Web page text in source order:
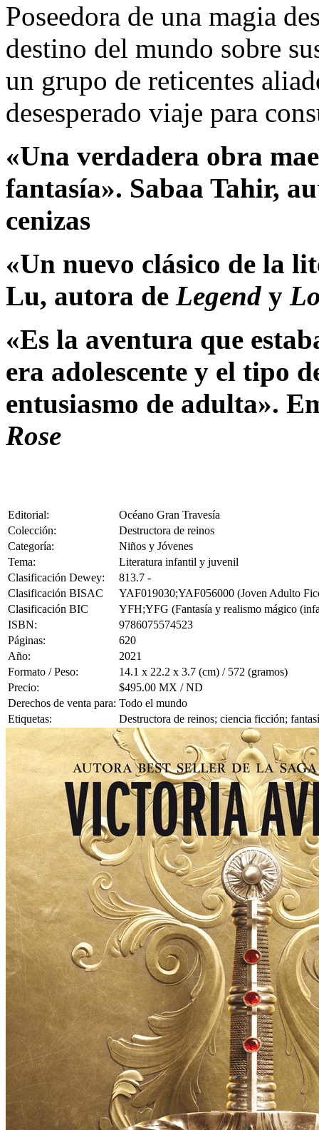
Poseedora de una magia
destino del mundo sobre
un grupo de reticentes
desesperado viaje para
«Una verdadera obra
fantasía». Sabaa Tahir,
cenizas
«Un nuevo clásico de la
Lu, autora de Legend y
«Es la aventura que
era adolescente y el tipo
entusiasmo de adulta».
Rose
Editorial:
Océano Gran Travesía
Colección:
Destructora de reinos
Categoría:
Niños y Jóvenes
Tema:
Literatura infantil y juvenil
Clasificación Dewey:
813.7 -
Clasificación BISAC
YAF019030;YAF056000 (Joven Adulto
Clasificación BIC
YFH;YFG (Fantasía y realismo mágico
ISBN:
9786075574523
Páginas:
620
Año:
2021
Formato / Peso:
14.1 x 22.2 x 3.7 (cm) / 572 (gramos)
Precio:
$495.00 MX / ND
Derechos de venta para: Todo el mundo
Etiquetas:
Destructora de reinos; ciencia ficción;